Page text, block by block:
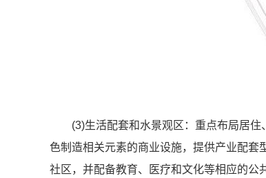
(3)生活配套和水景观区：重点布局居
色制造相关元素的商业设施，提供产业配套
社区，并配备教育、医疗和文化等相应的公